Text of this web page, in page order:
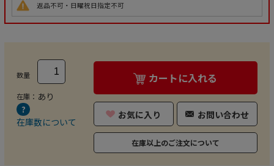
返品不可・日曜祝日指定不可
数量
在庫： あり
在庫数について
カートに入れる
お気に入り お問い合わせ
在庫以上のご注文について